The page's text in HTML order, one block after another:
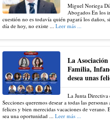
Miguel Noriega
Abogados En los
cuestión no es todavía quién pagará los
día de hoy, no existe ... Leer más ...
La
Familia,
desea unas
La Junta Directiva
Secciones queremos desear a todas las
felices y bien merecidas vacaciones de verano.
sea una oportunidad ... Leer más ...